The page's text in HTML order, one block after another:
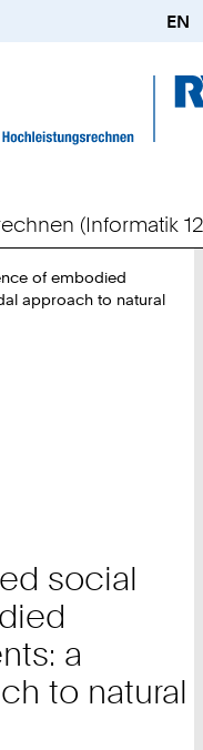
EN
(Informatik
of embodied
approach to natural
social
a
to natural